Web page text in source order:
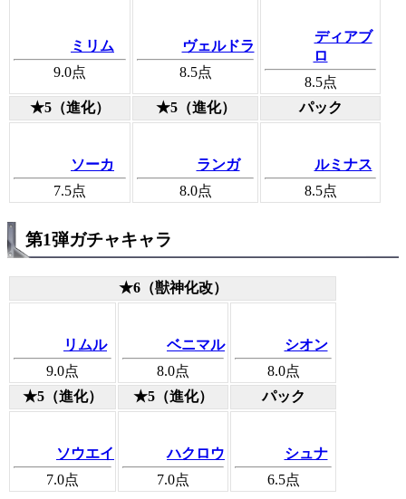
ミリム
9.0点
ヴェルドラ
8.5点
ディアブ
ロ
8.5点
★5（進化）
★5（進化） パック
ソーカ
7.5点
ランガ
8.0点
ルミナス
8.5点
第1弾ガチャキャラ
★6（獣神化改）
リムル
9.0点
ベニマル
8.0点
シオン
8.0点
★5（進化）
★5（進化） パック
ソウエイ
7.0点
ハクロウ
7.0点
シュナ
6.5点